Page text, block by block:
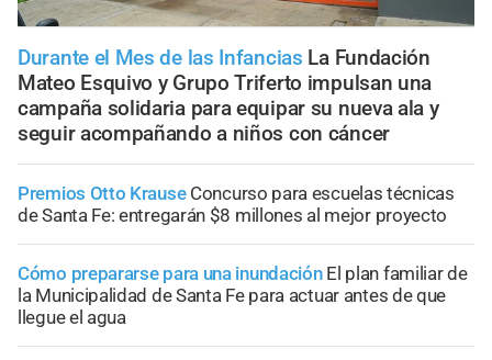
Durante el Mes de las Infancias La Fundación
Mateo Esquivo y Grupo Triferto impulsan una
campaña solidaria para equipar su nueva ala y
seguir acompañando a niños con cáncer
Premios Otto Krause Concurso para escuelas técnicas
de Santa Fe: entregarán $8 millones al mejor proyecto
Cómo prepararse para una inundación El plan familiar de
la Municipalidad de Santa Fe para actuar antes de que
llegue el agua